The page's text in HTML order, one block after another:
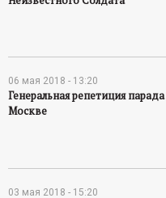
06 мая 2018 - 13:20
Генеральная репетиция
Москве
03 мая 2018 - 15:20